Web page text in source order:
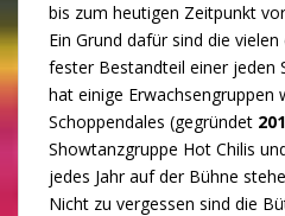
bis zum heutigen Zeitpunkt
Ein Grund dafür sind die
fester Bestandteil einer jeden
hat einige Erwachsengruppen
Schoppendales (gegründet
Showtanzgruppe Hot Chilis
jedes Jahr auf der Bühne
Nicht zu vergessen sind die